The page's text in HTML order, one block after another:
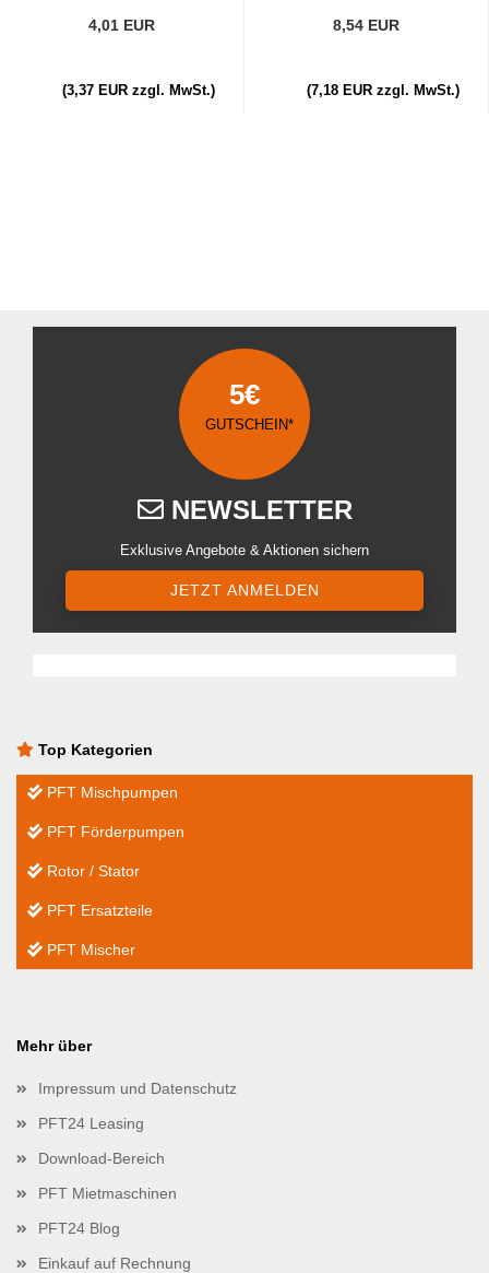
4,01 EUR
(3,37 EUR zzgl. MwSt.)
8,54 EUR
(7,18 EUR zzgl. MwSt.)
5€
GUTSCHEIN*
NEWSLETTER
Exklusive Angebote & Aktionen sichern
JETZT ANMELDEN
Top Kategorien
PFT Mischpumpen
PFT Förderpumpen
Rotor / Stator
PFT Ersatzteile
PFT Mischer
Mehr über
Impressum und Datenschutz
PFT24 Leasing
Download-Bereich
PFT Mietmaschinen
PFT24 Blog
Einkauf auf Rechnung